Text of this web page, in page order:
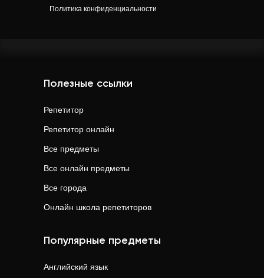
Политика конфиденциальности
Полезные ссылки
Репетитор
Репетитор онлайн
Все предметы
Все онлайн предметы
Все города
Онлайн школа репетиторов
Популярные предметы
Английский язык